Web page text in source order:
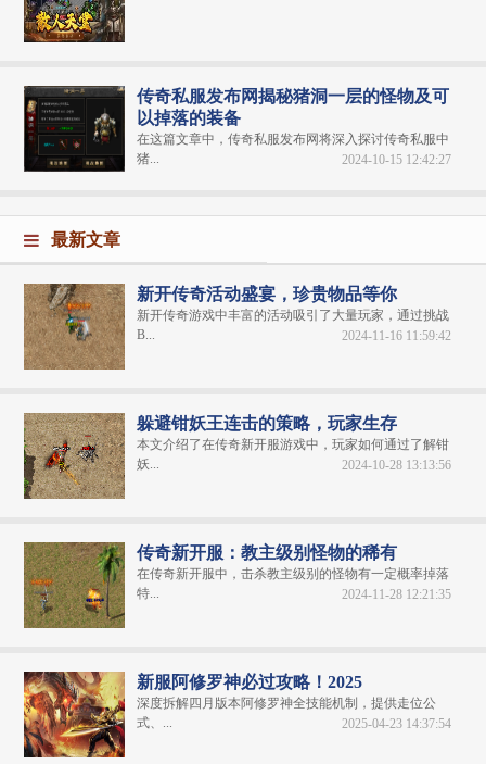
传奇私服发布网揭秘猪洞一层的怪物及可
以掉落的装备
在这篇文章中，传奇私服发布网将深入探讨传奇私服中
猪...
2024-10-15 12:42:27
最新文章
新开传奇活动盛宴，珍贵物品等你
新开传奇游戏中丰富的活动吸引了大量玩家，通过挑战
B...
2024-11-16 11:59:42
躲避钳妖王连击的策略，玩家生存
本文介绍了在传奇新开服游戏中，玩家如何通过了解钳
妖...
2024-10-28 13:13:56
传奇新开服：教主级别怪物的稀有
在传奇新开服中，击杀教主级别的怪物有一定概率掉落
特...
2024-11-28 12:21:35
新服阿修罗神必过攻略！2025
深度拆解四月版本阿修罗神全技能机制，提供走位公
式、...
2025-04-23 14:37:54